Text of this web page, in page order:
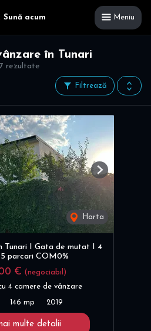
Sună acum Meniu
7 rezultate
în Tunari
Filtrează
Harta
Next
Tunari I Gata de mutat I 4
parcari COM0%
€ (negociabil)
4 camere de vânzare
146 mp 2019
multe detalii